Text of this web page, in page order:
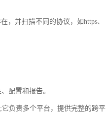
，并扫描不同的协议，如https、
配置和报告。
负责多个平台，提供完整的跨平